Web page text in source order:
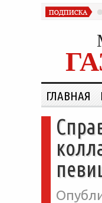
ГЛАВНАЯ